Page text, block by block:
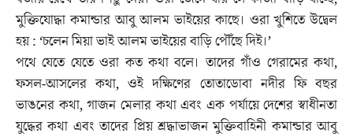
মুক্তিযোদ্ধা কমান্ডার আবু আলম ভাইয়ের কাছে। ওরা খুশিতে উদ্বেল
হয় : ‘চলেন মিয়া ভাই আলম ভাইয়ের বাড়ি পৌঁছে দিই।’
পথে যেতে যেতে ওরা কত কথা বলে। তাদের গাঁও গেরামের কথা,
ফসল-আসলের কথা, ওই দক্ষিণের তোতাডোবা নদীর ফি বছর
ভাঙনের কথা, গাজন মেলার কথা এবং এক পর্যায়ে দেশের স্বাধীনতা
যুদ্ধের কথা এবং তাদের প্রিয় শ্রদ্ধাভাজন মুক্তিবাহিনী কমান্ডার আবু